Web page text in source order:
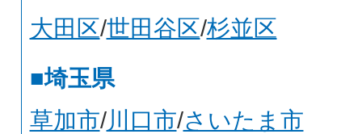
大田区/世田谷区/杉並区
■埼玉県
草加市/川口市/さいたま市